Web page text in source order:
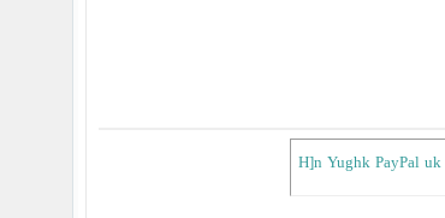
H]n Yughk PayPal